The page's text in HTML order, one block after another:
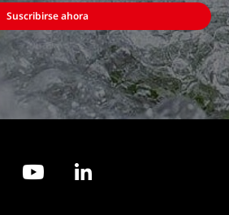
Suscribirse ahora
FacebookYouTube